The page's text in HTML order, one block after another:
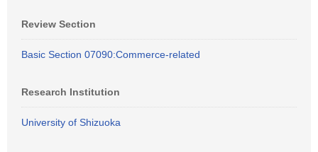
Review Section
Basic Section 07090:Commerce-related
Research Institution
University of Shizuoka